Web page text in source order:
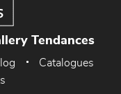
Tendances
Catalogues